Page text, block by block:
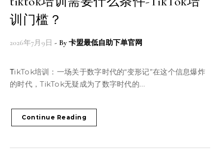
训门槛？
2026年7月9日 - By 卡盟最低自助下单官网
TikTok培训：一场关于数字时代的“变形记”在这个信息爆炸
的时代，TikTok无疑成为了数字时代的…
Continue Reading